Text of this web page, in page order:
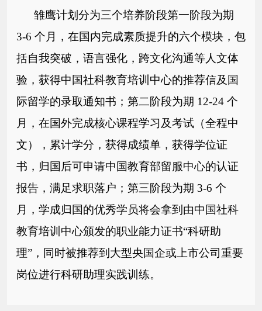
雏鹰计划分为三个培养阶段第一阶段为期
3-6 个月，在国内完成素质提升的六个模块，包
括自我突破，语言强化，跨文化沟通等人文体
验，获得中国社科教育培训中心的推荐信及国
际留学的录取通知书； 第二阶段为期 12-24 个
月，在国外完成核心课程学习及考试（全程中
文），累计学分，获得成绩单，获得学位证
书，归国后可申请中 国教育部留服中心的认证
报告，满足求职落户； 第三阶段为期 3-6 个
月，学成归国的优秀学员将会拿到由中国社科
教育培训中心颁发的职业能力证书“科研助
理”，同时被推荐到大型央国企或上市公司重要
岗位进行科研助理实践训练。